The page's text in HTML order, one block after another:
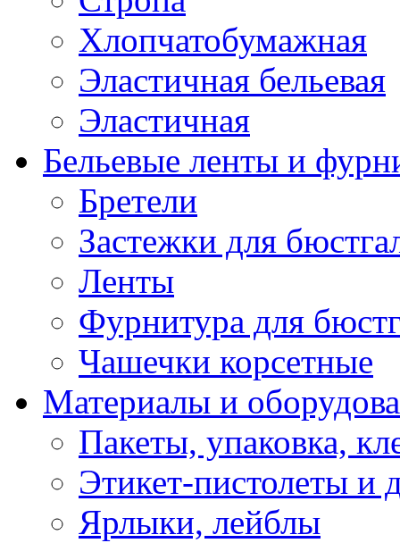
Хлопчатобумажная
Эластичная бельевая
Эластичная
Бельевые ленты и
Бретели
Застежки для
Ленты
Фурнитура для
Чашечки корсетные
Материалы и
Пакеты, упаковка,
Этикет-пистолеты и
Ярлыки, лейблы